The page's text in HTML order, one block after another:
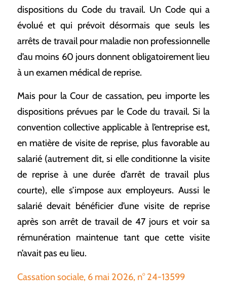
dispositions du Code du travail. Un Code qui a
évolué et qui prévoit désormais que seuls les
arrêts de travail pour maladie non professionnelle
d’au moins 60 jours donnent obligatoirement lieu
à un examen médical de reprise.
Mais pour la Cour de cassation, peu importe les
dispositions prévues par le Code du travail. Si la
convention collective applicable à l’entreprise est,
en matière de visite de reprise, plus favorable au
salarié (autrement dit, si elle conditionne la visite
de reprise à une durée d’arrêt de travail plus
courte), elle s’impose aux employeurs. Aussi le
salarié devait bénéficier d’une visite de reprise
après son arrêt de travail de 47 jours et voir sa
rémunération maintenue tant que cette visite
n’avait pas eu lieu.
Cassation sociale, 6 mai 2026, n° 24-13599